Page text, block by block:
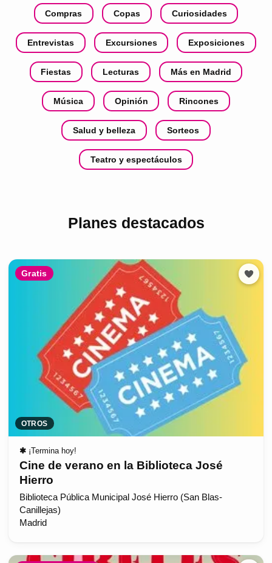
Compras Copas Curiosidades
Entrevistas Excursiones Exposiciones
Fiestas Lecturas Más en Madrid
Música Opinión Rincones
Salud y belleza Sorteos
Teatro y espectáculos
Planes destacados
Gratis
OTROS
✱ ¡Termina hoy!
Cine de verano en la Biblioteca José
Hierro
Biblioteca Pública Municipal José Hierro (San Blas-
Canillejas)
Madrid